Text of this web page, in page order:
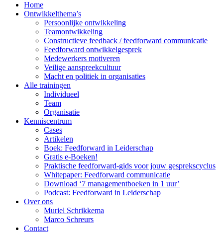
Home
Ontwikkelthema’s
Persoonlijke ontwikkeling
Teamontwikkeling
Constructieve feedback / feedforward communicatie
Feedforward ontwikkelgesprek
Medewerkers motiveren
Veilige aanspreekcultuur
Macht en politiek in organisaties
Alle trainingen
Individueel
Team
Organisatie
Kenniscentrum
Cases
Artikelen
Boek: Feedforward in Leiderschap
Gratis e-Boeken!
Praktische feedforward-gids voor jouw gesprekscyclus
Whitepaper: Feedforward communicatie
Download ‘7 managementboeken in 1 uur’
Podcast: Feedforward in Leiderschap
Over ons
Muriel Schrikkema
Marco Schreurs
Contact